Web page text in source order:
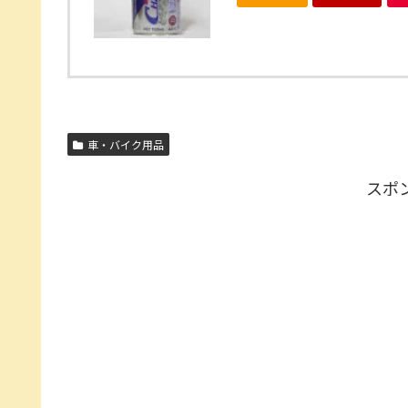
車・バイク用品
スポ